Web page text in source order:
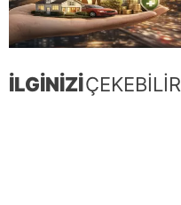
İLGİNİZİÇEKEBİLİR